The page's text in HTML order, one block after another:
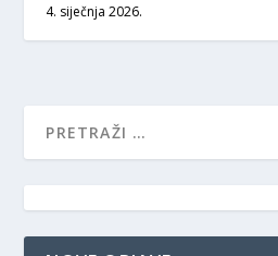
4. siječnja 2026.